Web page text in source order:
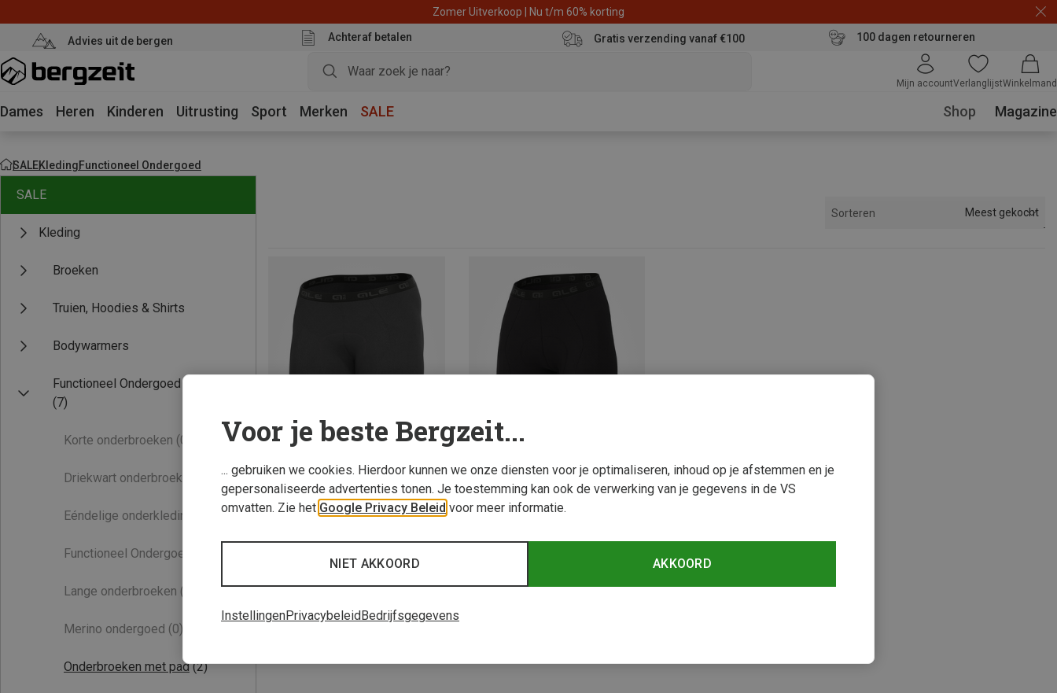
Zomer Uitverkoop | Nu t/m 60% korting
Advies uit de bergen Achteraf betalen Gratis verzending vanaf €100 100 dagen retourneren
Mijn accountVerlanglijstWinkelmand
Dames Heren Kinderen Uitrusting Sport Merken SALE Shop Magazine
SALEKledingFunctioneel Ondergoed
SALE
Kleding
Broeken
Truien, Hoodies & Shirts
Bodywarmers
Functioneel Ondergoed
(7)
Korte onderbroeken (0)
Driekwart onderbroeken
Eéndelige onderkleding
Functioneel Ondergoed Sets
Lange onderbroeken (0)
Merino ondergoed (0)
Onderbroeken met pad (2)
Sorteren Meest gekocht
Je bespaart 30% Je bespaart 31%
2 van 2 producten bekeken
Voor je beste Bergzeit...
... gebruiken we cookies. Hierdoor kunnen we onze diensten voor je optimaliseren, inhoud op je afstemmen en je
gepersonaliseerde advertenties tonen. Je toestemming kan ook de verwerking van je gegevens in de VS
omvatten. Zie het Google Privacy Beleid voor meer informatie.
AKKOORD
NIET AKKOORD
InstellingenPrivacybeleidBedrijfsgegevens